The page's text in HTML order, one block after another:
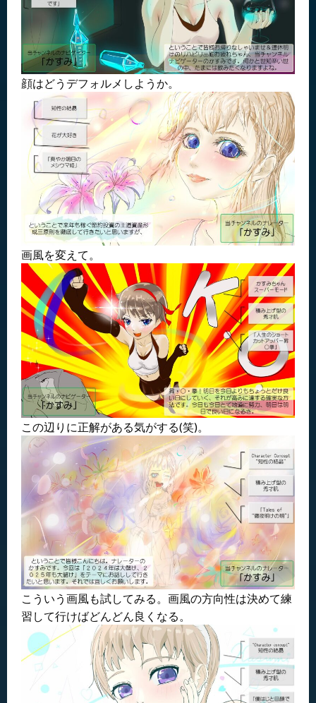
顔はどうデフォルメしようか。
画風を変えて。
この辺りに正解がある気がする(笑)。
こういう画風も試してみる。画風の方向性は決めて練
習して行けばどんどん良くなる。